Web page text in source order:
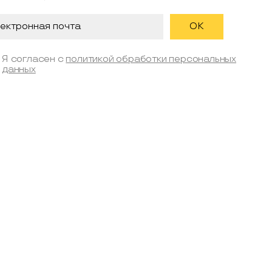
Я согласен с политикой обработки персональных
данных